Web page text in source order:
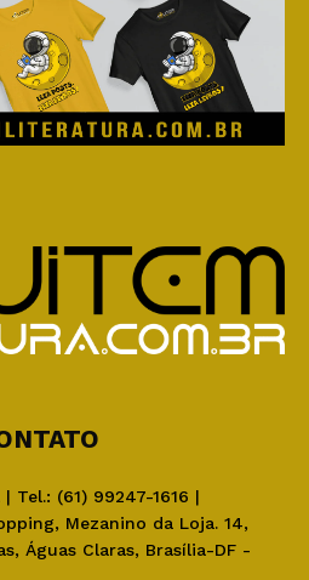
Tel.: (61) 99247-1616 |
Mezanino da Loja. 14,
Águas Claras, Brasília-DF -